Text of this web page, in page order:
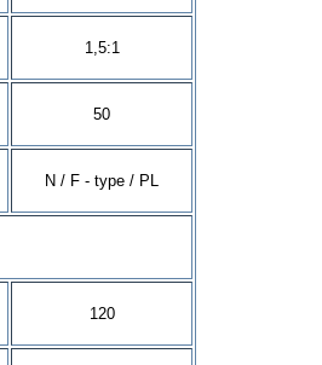
1,5:1
50
N / F - type / PL
120